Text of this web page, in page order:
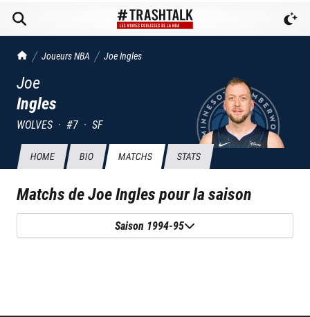
TrashTalk Actu NBA
Joueurs NBA JoeIngles
Joe
Ingles
WOLVES · #7 · SF
HOME BIO MATCHS STATS
Matchs deJoe Inglespour la saison
Saison 1994-95